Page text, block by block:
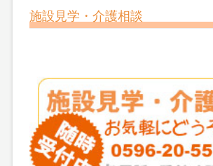
施設見学・介護相談